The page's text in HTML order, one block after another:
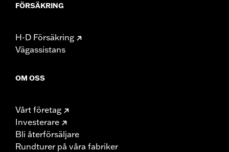
FÖRSÄKRING
H-D Försäkring
Vägassistans
OM OSS
Vårt företag
Investerare
Bli återförsäljare
Rundturer på våra fabriker